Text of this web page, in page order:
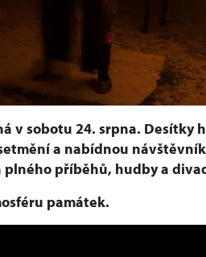
v sobotu 24. srpna. Desítky
a nabídnou
příběhů, hudby a
památek.